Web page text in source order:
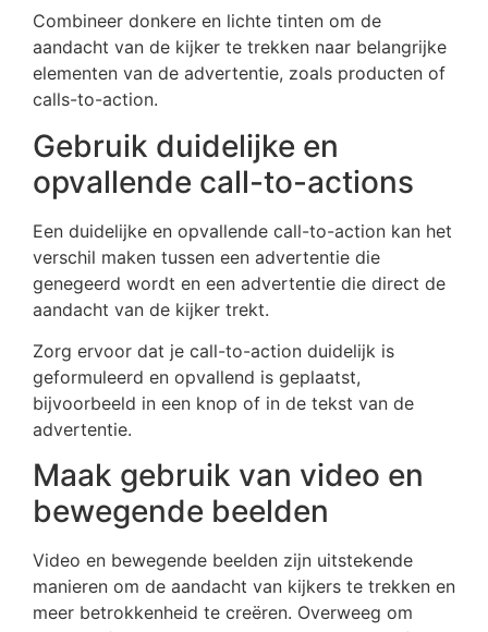
Combineer donkere en lichte tinten om de
aandacht van de kijker te trekken naar belangrijke
elementen van de advertentie, zoals producten of
calls-to-action.
Gebruik duidelijke en
opvallende call-to-actions
Een duidelijke en opvallende call-to-action kan het
verschil maken tussen een advertentie die
genegeerd wordt en een advertentie die direct de
aandacht van de kijker trekt.
Zorg ervoor dat je call-to-action duidelijk is
geformuleerd en opvallend is geplaatst,
bijvoorbeeld in een knop of in de tekst van de
advertentie.
Maak gebruik van video en
bewegende beelden
Video en bewegende beelden zijn uitstekende
manieren om de aandacht van kijkers te trekken en
meer betrokkenheid te creëren. Overweeg om